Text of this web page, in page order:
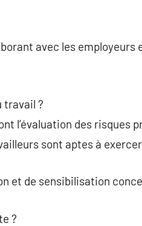
avec les
travail ?
l’évaluation des risques
sont aptes à
et de sensibilisation
?